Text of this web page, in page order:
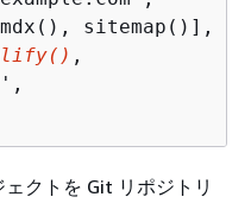
sitemap()],
,
クトを Git リポジトリ